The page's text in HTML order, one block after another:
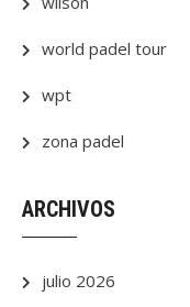
world padel tour
wpt
zona padel
ARCHIVOS
julio 2026